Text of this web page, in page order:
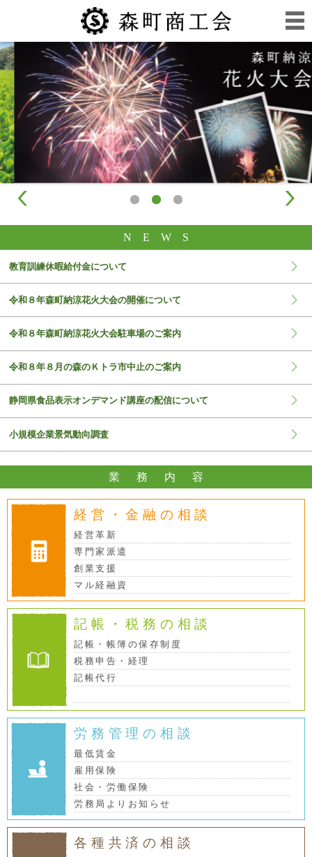
NEW S
教育訓練休暇給付金について
令和８年森町納涼花火大会の開催について
令和８年森町納涼花火大会駐車場のご案内
令和８年８月の森のＫトラ市中止のご案内
静岡県食品表示オンデマンド講座の配信について
小規模企業景気動向調査
業務内 容
経営・金融の相談
経営革新
専門家派遣
創業支援
マル経融資
記帳・税務の相談
記帳・帳簿の保存制度
税務申告・経理
記帳代行
労務管理の相談
最低賃金
雇用保険
社会・労働保険
労務局よりお知らせ
各種共済の相談